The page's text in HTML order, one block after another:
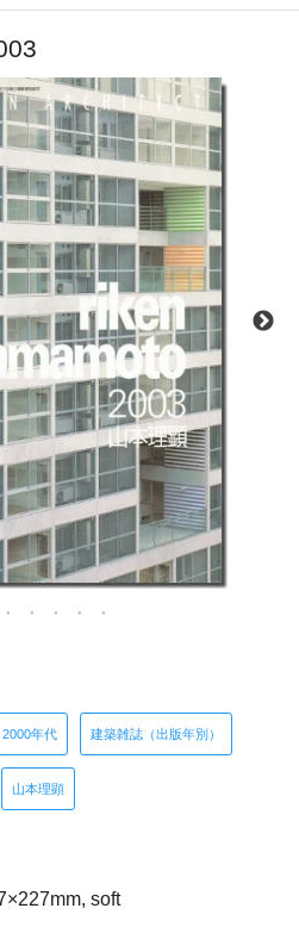
2000年代 建築雑誌（出版年別）
山本理顕
soft